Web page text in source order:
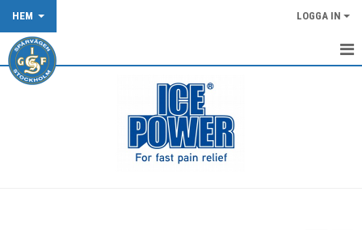
HEM LOGGA IN
START